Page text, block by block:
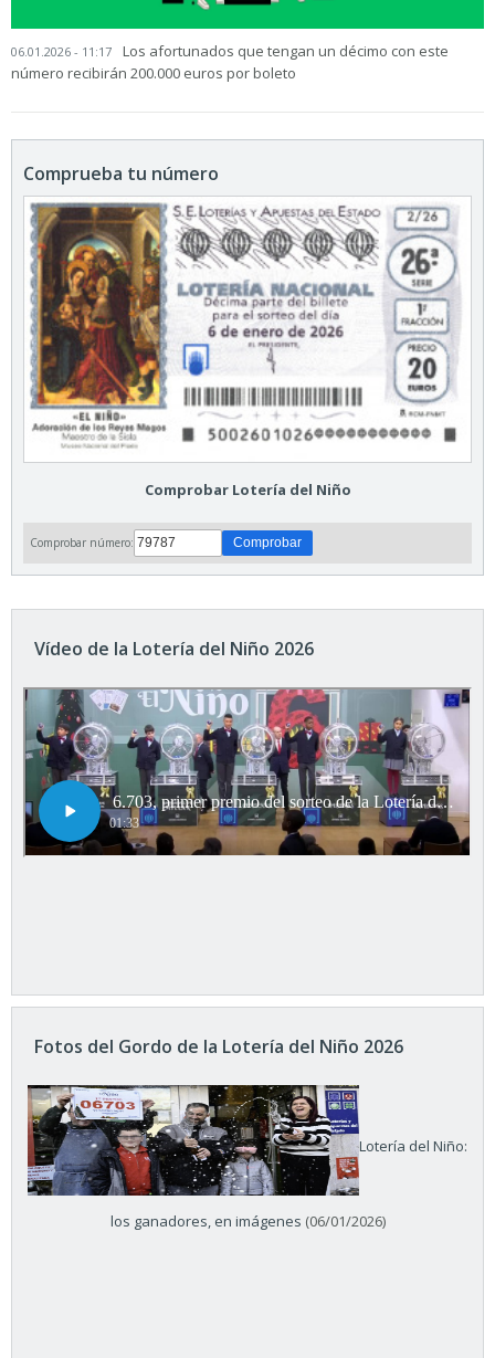
06.01.2026 - 11:17
Los afortunados que tengan un décimo con este
número recibirán 200.000 euros por boleto
Comprueba tu número
Comprobar Lotería del Niño
Comprobar número:
Vídeo de la Lotería del Niño 2026
Fotos del Gordo de la Lotería del Niño 2026
Lotería del Niño:
los ganadores, en imágenes (06/01/2026)